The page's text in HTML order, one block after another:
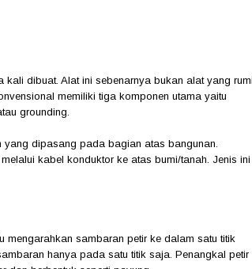
dibuat. Alat ini sebenarnya bukan alat yang
memiliki tiga komponen utama yaitu
grounding.
yang dipasang pada bagian atas bangunan.
kabel konduktor ke atas bumi/tanah. Jenis ini
mengarahkan sambaran petir ke dalam satu titik
hanya pada satu titik saja. Penangkal petir